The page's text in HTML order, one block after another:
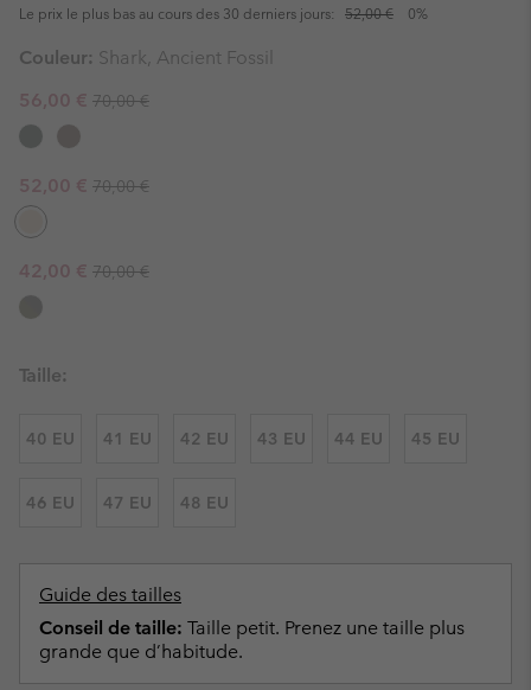
Le prix le plus bas au cours des 30 derniers jours: 52,00 € 0%
Couleur: Shark, Ancient Fossil
Sale price:
56,00 € Regular price:
70,00 €
Sale price:
52,00 € Regular price:
70,00 €
Sale price:
42,00 € Regular price:
70,00 €
Taille:
40 EU 41 EU 42 EU 43 EU 44 EU 45 EU
46 EU 47 EU 48 EU
Guide des tailles
Conseil de taille: Taille petit. Prenez une taille plus
grande que d’habitude.